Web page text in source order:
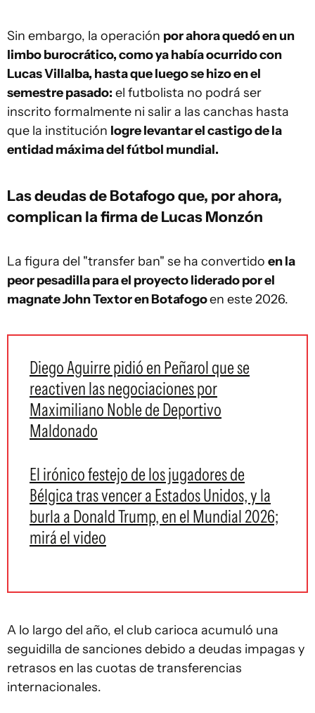
Sin embargo, la operación por ahora quedó en un
limbo burocrático, como ya había ocurrido con
Lucas Villalba, hasta que luego se hizo en el
semestre pasado: el futbolista no podrá ser
inscrito formalmente ni salir a las canchas hasta
que la institución logre levantar el castigo de la
entidad máxima del fútbol mundial.
Las deudas de Botafogo que, por ahora,
complican la firma de Lucas Monzón
La figura del "transfer ban" se ha convertido en la
peor pesadilla para el proyecto liderado por el
magnate John Textor en Botafogoen este 2026.
Diego Aguirre pidió en Peñarol que se
reactiven las negociaciones por
Maximiliano Noble de Deportivo
Maldonado
El irónico festejo de los jugadores de
Bélgica tras vencer a Estados Unidos, y la
burla a Donald Trump, en el Mundial 2026;
mirá el video
A lo largo del año, el club carioca acumuló una
seguidilla de sanciones debido a deudas impagas y
retrasos en las cuotas de transferencias
internacionales.